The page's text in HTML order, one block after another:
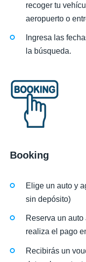
recoger tu
aeropuerto o
Ingresa las
la búsqueda.
Booking
Elige un auto y
sin depósito)
Reserva un
realiza el pago
Recibirás un